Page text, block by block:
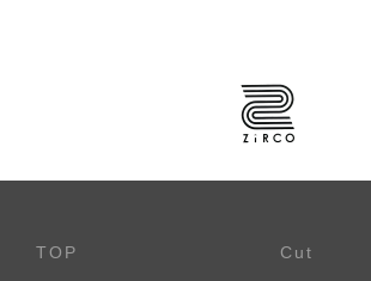
TOP
Cut